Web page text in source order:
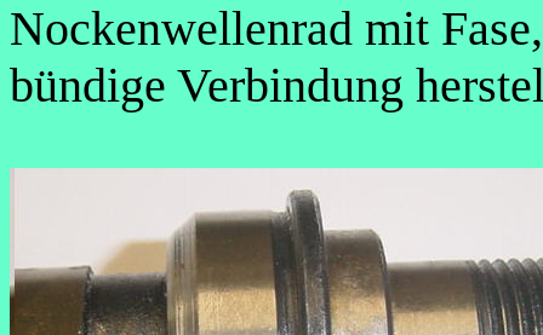
Nockenwellenrad mit
bündige Verbindung